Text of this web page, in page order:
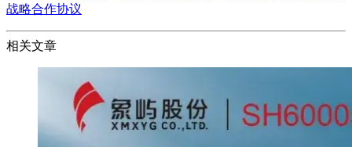
战略合作协议
相关文章